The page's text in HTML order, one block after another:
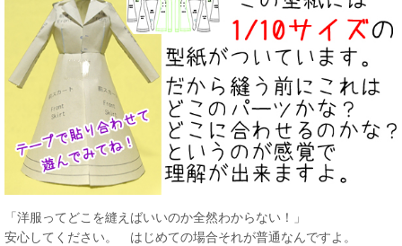
「洋服ってどこを縫えばいいのか全然わからない！」
安心してください。 はじめての場合それが普通なんですよ。